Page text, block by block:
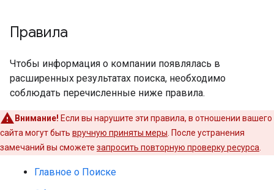
Правила
Чтобы информация о компании появлялась в
расширенных результатах поиска, необходимо
соблюдать перечисленные ниже правила.
Внимание! Если вы нарушите эти правила, в отношении вашего
сайта могут быть вручную приняты меры . После устранения
замечаний вы сможете запросить повторную проверку ресурса
Главное о Поиске